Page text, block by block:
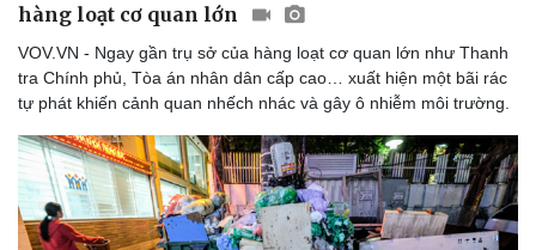
Âm nhạc
Sao Việt
hàng loạt cơ quan lớn
VOV.VN - Ngay gần trụ sở của hàng loạt cơ quan lớn như Thanh
tra Chính phủ, Tòa án nhân dân cấp cao… xuất hiện một bãi rác
tự phát khiến cảnh quan nhếch nhác và gây ô nhiễm môi trường.